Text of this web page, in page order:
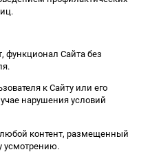
функционал Сайта без
к Сайту или его
нарушения условий
контент, размещенный
усмотрению.